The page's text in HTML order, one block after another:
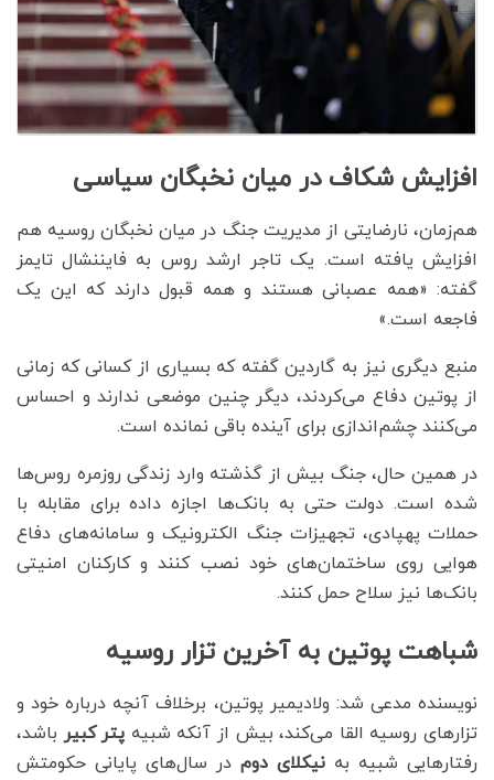
افزایش شکاف در میان نخبگان سیاسی
هم‌زمان، نارضایتی از مدیریت جنگ در میان نخبگان روسیه هم
افزایش یافته است. یک تاجر ارشد روس به فایننشال تایمز
گفته: «همه عصبانی هستند و همه قبول دارند که این یک
فاجعه است.»
منبع دیگری نیز به گاردین گفته که بسیاری از کسانی که زمانی
از پوتین دفاع می‌کردند، دیگر چنین موضعی ندارند و احساس
می‌کنند چشم‌اندازی برای آینده باقی نمانده است.
در همین حال، جنگ بیش از گذشته وارد زندگی روزمره روس‌ها
شده است. دولت حتی به بانک‌ها اجازه داده برای مقابله با
حملات پهپادی، تجهیزات جنگ الکترونیک و سامانه‌های دفاع
هوایی روی ساختمان‌های خود نصب کنند و کارکنان امنیتی
بانک‌ها نیز سلاح حمل کنند.
شباهت پوتین به آخرین تزار روسیه
نویسنده مدعی شد: ولادیمیر پوتین، برخلاف آنچه درباره خود و
تزارهای روسیه القا می‌کند، بیش از آنکه شبیه پتر کبیر باشد،
رفتارهایی شبیه به نیکلای دوم در سال‌های پایانی حکومتش